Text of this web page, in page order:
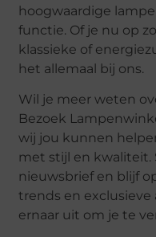
hoogwaardige
functie. Of je nu op
klassieke of
het allemaal bij ons.
Wil je meer weten
Bezoek
wij jou kunnen
met stijl en kwaliteit.
nieuwsbrief en blijf
trends en
ernaar uit om je te